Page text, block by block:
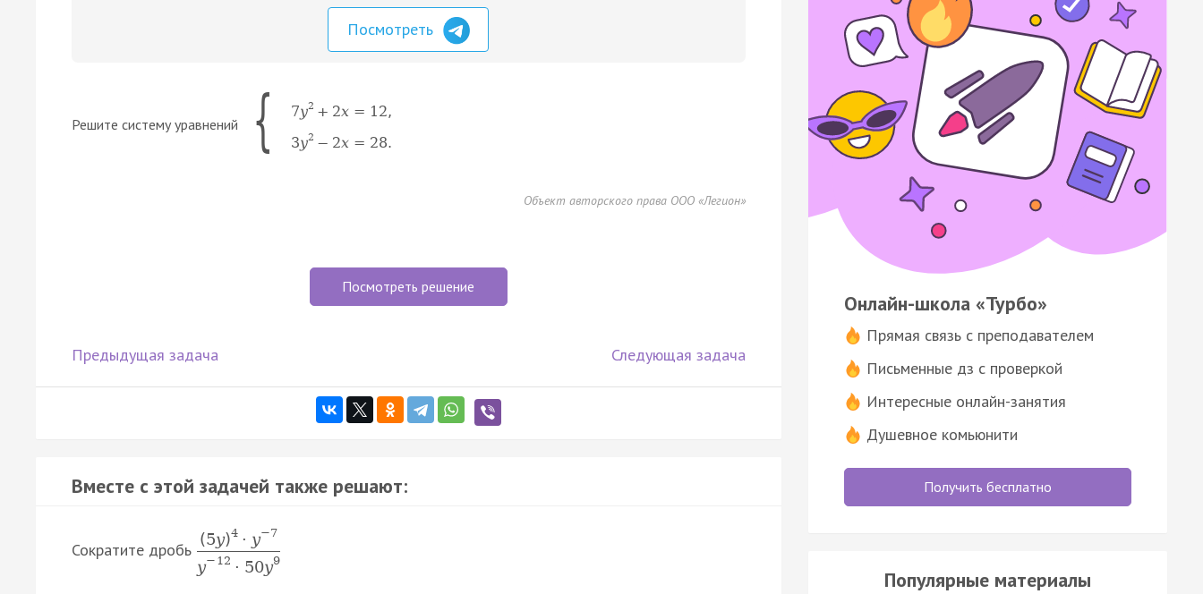
Посмотреть
Решите систему уравнений { 7y2 + 2x = 12,
3y2 − 2x = 28.
Объект авторского права ООО «Легион»
Посмотреть решение
Предыдущая задача Следующая задача
Вместе с этой задачей также решают:
Сократите дробь
(5y)4 · y−7
y− 12 · 50y9
Онлайн-школа «Турбо»
Прямая связь с преподавателем
Письменные дз с проверкой
Интересные онлайн-занятия
Душевное комьюнити
Получить бесплатно
Популярные материалы